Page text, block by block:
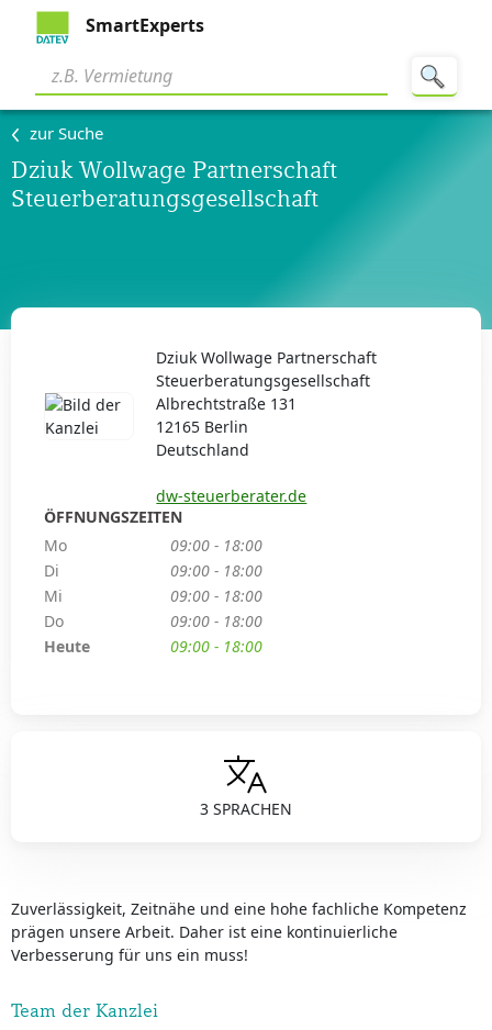
SmartExperts
zur Suche
Dziuk Wollwage Partnerschaft
Steuerberatungsgesellschaft
3 SPRACHEN
Zuverlässigkeit, Zeitnähe und eine hohe fachliche Kompetenz
prägen unsere Arbeit. Daher ist eine kontinuierliche
Verbesserung für uns ein muss!
Team der Kanzlei
Dziuk Wollwage Partnerschaft
Steuerberatungsgesellschaft
Albrechtstraße 131
12165 Berlin
Deutschland
dw-steuerberater.de
ÖFFNUNGSZEITEN
Mo
09:00 - 18:00
Di
09:00 - 18:00
Mi
09:00 - 18:00
Do
09:00 - 18:00
Heute
09:00 - 18:00